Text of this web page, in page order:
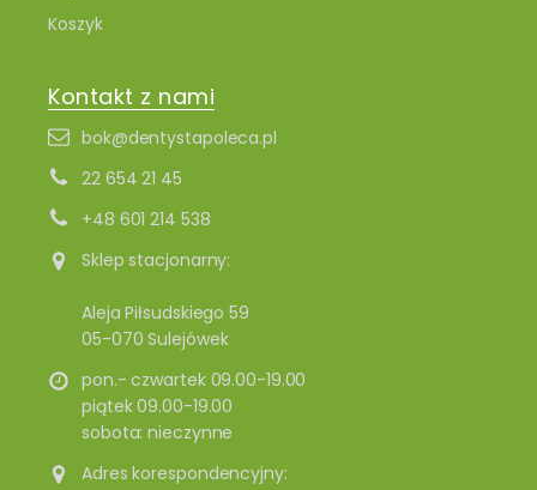
Koszyk
Kontakt z nami
bok@dentystapoleca.pl
22 654 21 45
+48 601 214 538
Sklep stacjonarny:
Aleja Piłsudskiego 59
05-070 Sulejówek
pon.- czwartek 09.00-19.00
piątek 09.00-19.00
sobota: nieczynne
Adres korespondencyjny: